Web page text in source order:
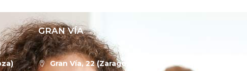
GRAN VÍA
Gran Vía, 22 (Zaragoza)